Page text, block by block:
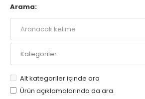
Arama:
Alt kategoriler içinde ara
Ürün açıklamalarında da ara.